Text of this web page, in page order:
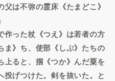
は不弥の霊床《たまどこ》
った杖《つえ》は若者の方
ま》ち、使部《しぶ》たちの
上ると、掴《つか》んだ粟を
投げつけた。剣を抜いた。と